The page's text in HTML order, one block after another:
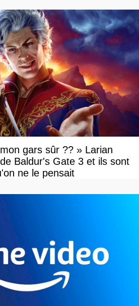
gars sûr ?? » Larian
Baldur's Gate 3 et ils sont
ne le pensait